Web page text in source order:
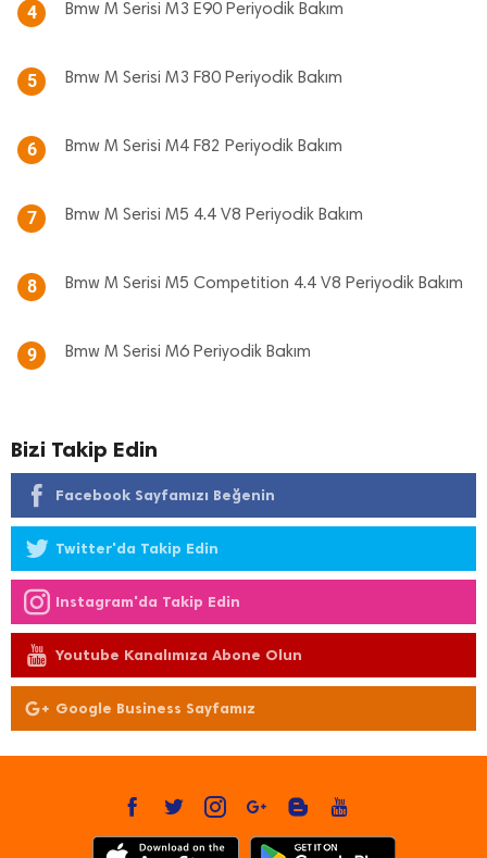
4 Bmw M Serisi M3 E90 Periyodik Bakım
5 Bmw M Serisi M3 F80 Periyodik Bakım
6 Bmw M Serisi M4 F82 Periyodik Bakım
7 Bmw M Serisi M5 4.4 V8 Periyodik Bakım
8 Bmw M Serisi M5 Competition 4.4 V8 Periyodik Bakım
9 Bmw M Serisi M6 Periyodik Bakım
Bizi Takip Edin
Facebook Sayfamızı Beğenin
Twitter'da Takip Edin
Instagram'da Takip Edin
Youtube Kanalımıza Abone Olun
Google Business Sayfamız